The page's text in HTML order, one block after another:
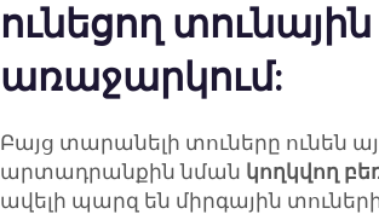
ունեցող տունային
առաջարկում:
Բայց տարանելի տուները ունեն այլ
արտադրանքին նման կողկվող
ավելի պարզ են միրգային